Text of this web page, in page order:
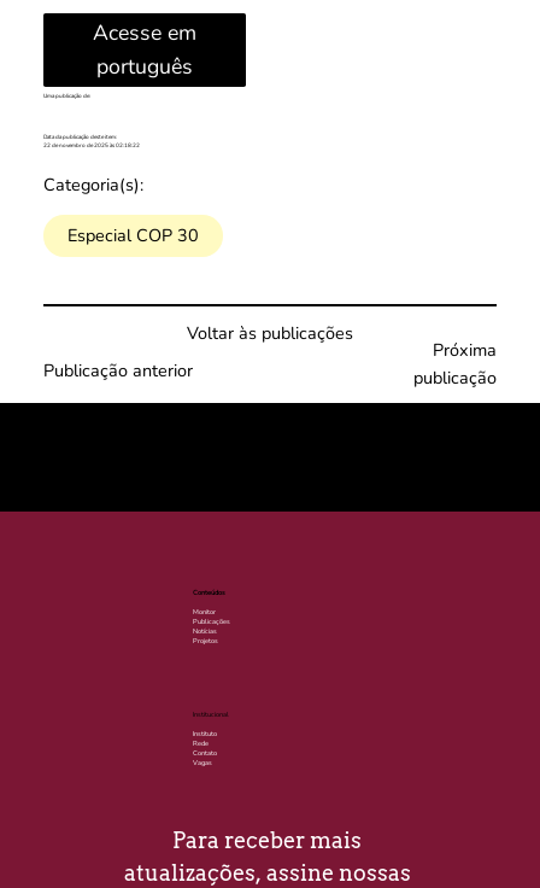
Acesse em
português
Uma publicação de:
Data da publicação deste item:
22 de novembro de 2025 às 02:18:22
Categoria(s):
Especial COP 30
Voltar às publicações
Publicação anterior
Próxima
publicação
Conteúdos
Monitor
Publicações
Notícias
Projetos
Institucional
Instituto
Rede
Contato
Vagas
Para receber mais
atualizações, assine nossas